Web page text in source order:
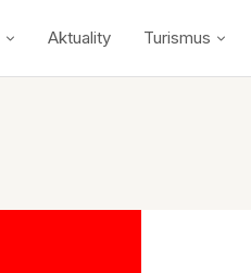
Aktuality Turismus